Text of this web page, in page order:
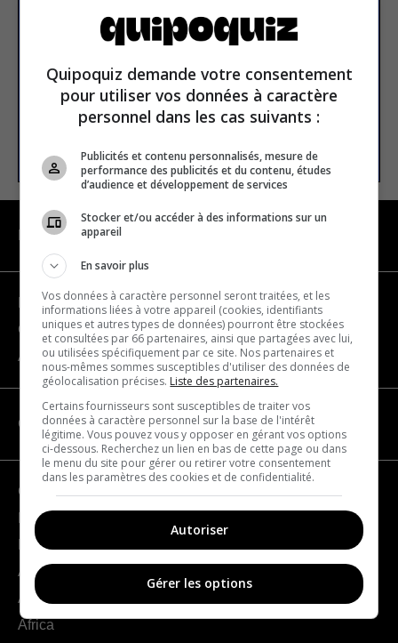
Email address
NAVIGATION
Become a partner
Contact us
About us
CATEGORIES
Geography
France
Europe
Americas
Asia
Africa
Quipoquiz demande votre consentement
pour utiliser vos données à caractère
personnel dans les cas suivants :
Publicités et contenu personnalisés, mesure de
performance des publicités et du contenu, études
d’audience et développement de services
Stocker et/ou accéder à des informations sur un
appareil
En savoir plus
Vos données à caractère personnel seront traitées, et les
informations liées à votre appareil (cookies, identifiants
uniques et autres types de données) pourront être stockées
et consultées par 66 partenaires, ainsi que partagées avec lui,
ou utilisées spécifiquement par ce site. Nos partenaires et
nous-mêmes sommes susceptibles d'utiliser des données de
géolocalisation précises. Liste des partenaires.
Certains fournisseurs sont susceptibles de traiter vos
données à caractère personnel sur la base de l'intérêt
légitime. Vous pouvez vous y opposer en gérant vos options
ci-dessous. Recherchez un lien en bas de cette page ou dans
le menu du site pour gérer ou retirer votre consentement
dans les paramètres des cookies et de confidentialité.
Autoriser
Gérer les options